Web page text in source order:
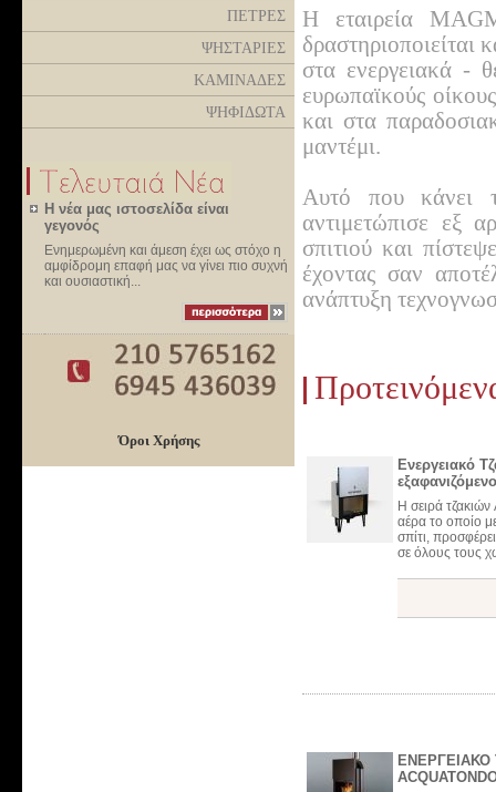
ΠΕΤΡΕΣ
ΨΗΣΤΑΡΙΕΣ
ΚΑΜΙΝΑΔΕΣ
ΨΗΦΙΔΩΤΑ
Η νέα μας ιστοσελίδα είναι
γεγονός
Ενημερωμένη και άμεση έχει ως στόχο η
αμφίδρομη επαφή μας να γίνει πιο συχνή
και ουσιαστική...
Όροι Χρήσης
H εταιρεία
δραστηριοποιείται
στα ενεργειακά -
ευρωπαϊκούς
και στα
μαντέμι.
Αυτό που κάνει
αντιμετώπισε εξ
σπιτιού και
έχοντας σαν
ανάπτυξη
Ενεργειακό
H σειρά
αέρα το οποίο
σπίτι,
σε όλους τους
ΕΝΕΡΓΕΙΑΚΟ